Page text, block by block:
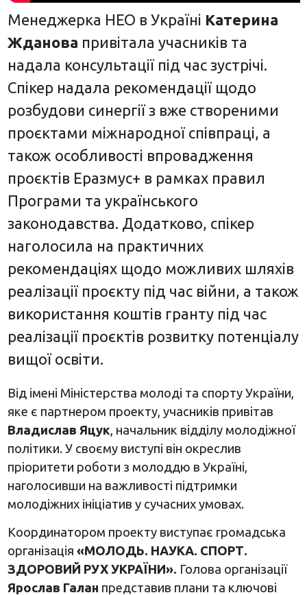
Менеджерка НЕО в Україні Катерина
Жданова привітала учасників та
надала консультації під час зустрічі.
Спікер надала рекомендації щодо
розбудови синергії з вже створеними
проєктами міжнародної співпраці, а
також особливості впровадження
проєктів Еразмус+ в рамках правил
Програми та українського
законодавства. Додатково, спікер
наголосила на практичних
рекомендаціях щодо можливих шляхів
реалізації проєкту під час війни, а також
використання коштів гранту під час
реалізації проєктів розвитку потенціалу
вищої освіти.
Від імені Міністерства молоді та спорту України,
яке є партнером проекту, учасників привітав
Владислав Яцук , начальник відділу молодіжної
політики. У своєму виступі він окреслив
пріоритети роботи з молоддю в Україні,
наголосивши на важливості підтримки
молодіжних ініціатив у сучасних умовах.
Координатором проекту виступає громадська
організація «МОЛОДЬ. НАУКА. СПОРТ.
ЗДОРОВИЙ РУХ УКРАЇНИ». Голова організації
Ярослав Галан представив плани та ключові